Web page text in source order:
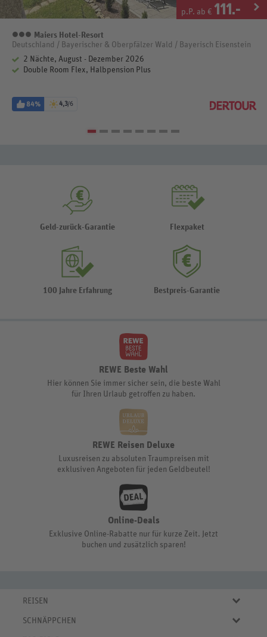
p.P. ab € 111.-
3 Sterne
Maiers Hotel-Resort
Deutschland / Bayerischer & Oberpfälzer Wald / Bayerisch Eisenstein
2 Nächte, August - Dezember 2026
Double Room Flex, Halbpension Plus
84% 4,3/6
Geld-zurück-Garantie Flexpaket
100 Jahre Erfahrung Bestpreis-Garantie
REWE Beste Wahl
Hier können Sie immer sicher sein, die beste Wahl
für Ihren Urlaub getroffen zu haben.
REWE Reisen Deluxe
Luxusreisen zu absoluten Traumpreisen mit
exklusiven Angeboten für jeden Geldbeutel!
Online-Deals
Exklusive Online-Rabatte nur für kurze Zeit. Jetzt
buchen und zusätzlich sparen!
REISEN
Eigene Anreise
SCHNÄPPCHEN